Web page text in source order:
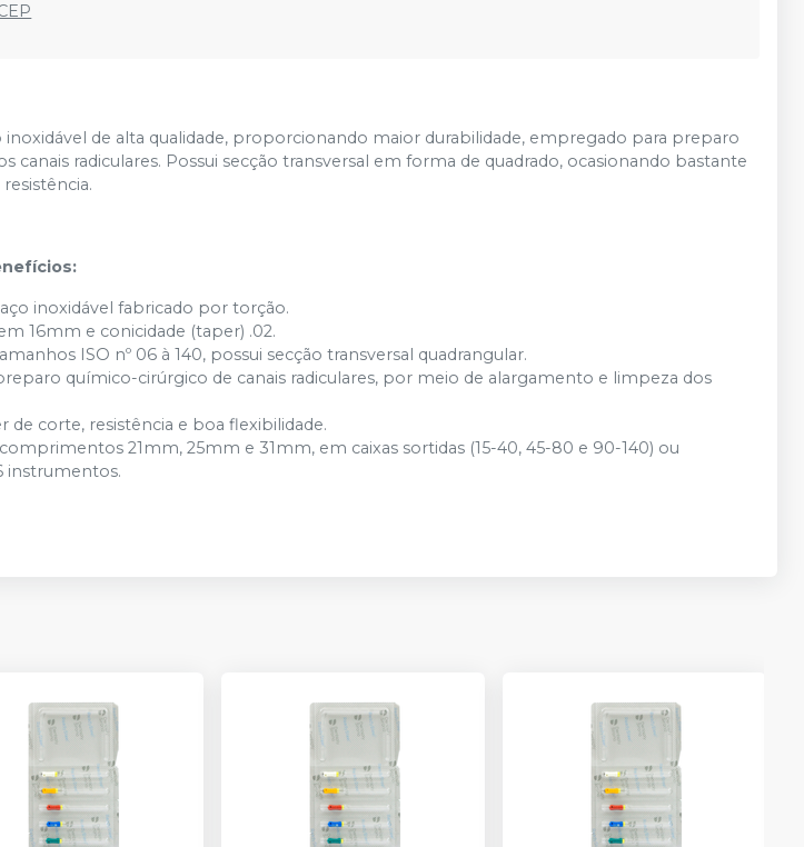
de alta qualidade, proporcionando maior durabilidade, empregado para preparo
canais radiculares. Possui secção transversal em forma de quadrado, ocasionando bastante
inoxidável fabricado por torção.
16mm e conicidade (taper) .02.
ISO nº 06 à 140, possui secção transversal quadrangular.
químico-cirúrgico de canais radiculares, por meio de alargamento e limpeza dos
de corte, resistência e boa flexibilidade.
21mm, 25mm e 31mm, em caixas sortidas (15-40, 45-80 e 90-140) ou
instrumentos.